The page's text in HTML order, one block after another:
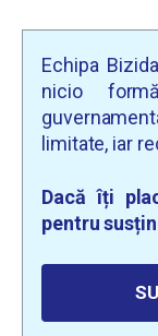
Echipa
nicio
limitate, iar
Dacă îți
pentru